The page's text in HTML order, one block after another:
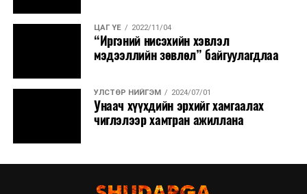
ЦАГ ҮЕ 2022/11/04
“Иргэний нисэхийн хэвлэл
мэдээллийн зөвлөл” байгуулагдлаа
УЛСТӨР НИЙГЭМ 2024/07/01
Унаач хүүхдийн эрхийг хамгаалах
чиглэлээр хамтран ажиллана